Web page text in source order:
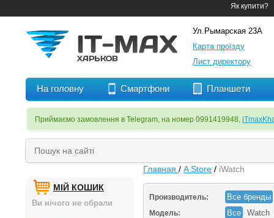
Як купити?
Ул.Рымарская 23А
Карта проїзду
Лист директору
На головну Смартфони Планшети
Приймаємо замовлення в Telegram, на номер 0991419948,
МІЙ КОШИК
Ви нічого не обрали
Главная / A Store / iWatch
Производитель: Все бренды
Модель: Все Watch